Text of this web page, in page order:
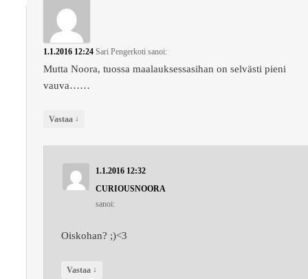
1.1.2016 12:24 Sari Pengerkoti sanoi:
Mutta Noora, tuossa maalauksessasihan on selvästi pieni
vauva……
Vastaa ↓
1.1.2016 12:32
CURIOUSNOORA
sanoi:
Oiskohan? ;)<3
Vastaa ↓